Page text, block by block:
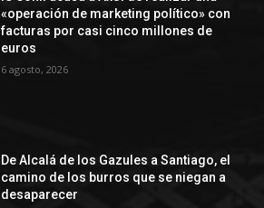
«operación de marketing político» con
facturas por casi cinco millones de
euros
6 agosto, 2026
De Alcalá de los Gazules a Santiago, el
camino de los burros que se niegan a
desaparecer